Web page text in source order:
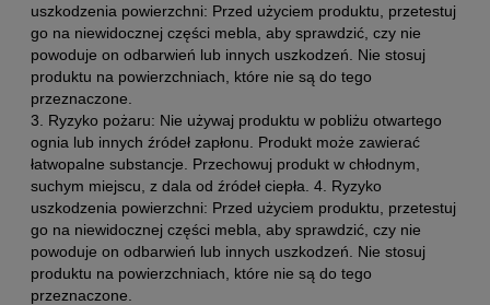
uszkodzenia powierzchni: Przed użyciem produktu, przetestuj
go na niewidocznej części mebla, aby sprawdzić, czy nie
powoduje on odbarwień lub innych uszkodzeń. Nie stosuj
produktu na powierzchniach, które nie są do tego
przeznaczone.
3. Ryzyko pożaru: Nie używaj produktu w pobliżu otwartego
ognia lub innych źródeł zapłonu. Produkt może zawierać
łatwopalne substancje. Przechowuj produkt w chłodnym,
suchym miejscu, z dala od źródeł ciepła. 4. Ryzyko
uszkodzenia powierzchni: Przed użyciem produktu, przetestuj
go na niewidocznej części mebla, aby sprawdzić, czy nie
powoduje on odbarwień lub innych uszkodzeń. Nie stosuj
produktu na powierzchniach, które nie są do tego
przeznaczone.